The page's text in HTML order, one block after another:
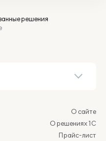
решения
О сайте
О решениях 1С
Прайс-лист